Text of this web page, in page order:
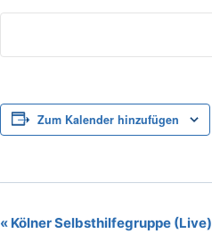
Zum Kalender hinzufügen
Veranstaltung-
« Kölner Selbsthilfegruppe (Live)